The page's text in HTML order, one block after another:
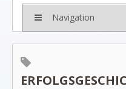
Gervasoni
Dash & Albert
Ilse Jacobsen
Navigation